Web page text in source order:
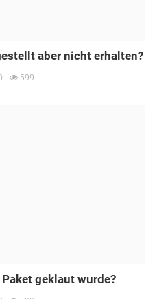
aber nicht erhalten?
599
geklaut wurde?